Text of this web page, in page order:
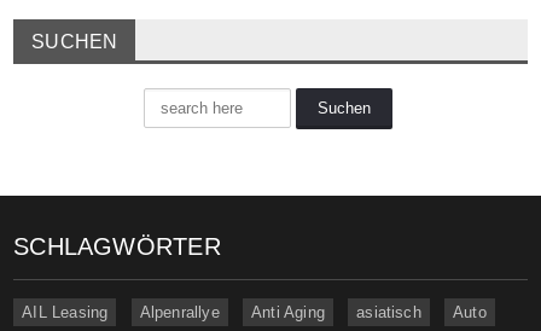
SUCHEN
SCHLAGWÖRTER
AIL Leasing Alpenrallye Anti Aging asiatisch Auto